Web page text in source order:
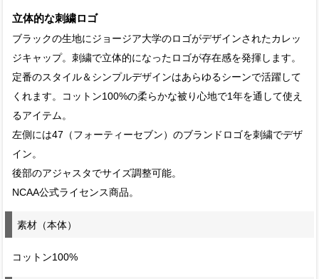
立体的な刺繍ロゴ
ブラックの生地にジョージア大学のロゴがデザインされたカレッ
ジキャップ。刺繍で立体的になったロゴが存在感を発揮します。
定番のスタイル＆シンプルデザインはあらゆるシーンで活躍して
くれます。コットン100%の柔らかな被り心地で1年を通して使え
るアイテム。
左側には47（フォーティーセブン）のブランドロゴを刺繍でデザ
イン。
後部のアジャスタでサイズ調整可能。
NCAA公式ライセンス商品。
素材（本体）
コットン100%